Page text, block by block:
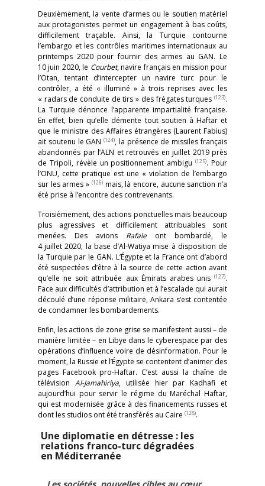
Deuxièmement, la vente d’armes ou le soutien matériel
aux protagonistes permet un engagement à bas coûts,
difficilement traçable. Ainsi, la Turquie contourne
l’embargo et les contrôles maritimes internationaux au
printemps 2020 pour fournir des armes au GAN. Le
10 juin 2020, le Courbet, navire français en mission pour
l’Otan, tentant d’intercepter un navire turc pour le
contrôler, a été « illuminé » à trois reprises avec les
« radars de conduite de tirs » des frégates turques (123).
La Turquie dénonce l’apparente impartialité française.
En effet, bien qu’elle démente tout soutien à Haftar et
que le ministre des Affaires étrangères (Laurent Fabius)
ait soutenu le GAN(124), la présence de missiles français
abandonnés par l’ALN et retrouvés en juillet 2019 près
de Tripoli, révèle un positionnement ambigu(125). Pour
l’ONU, cette pratique est une « violation de l’embargo
sur les armes » (126)mais, là encore, aucune sanction n’a
été prise à l’encontre des contrevenants.
Troisièmement, des actions ponctuelles mais beaucoup
plus agressives et difficilement attribuables sont
menées. Des avions Rafaleont bombardé, le
4 juillet 2020, la base d’Al-Watiya mise à disposition de
la Turquie par le GAN. L’Égypte et la France ont d’abord
été suspectées d’être à la source de cette action avant
qu’elle ne soit attribuée aux Émirats arabes unis (127).
Face aux difficultés d’attribution et à l’escalade qui aurait
découlé d’une réponse militaire, Ankara s’est contentée
de condamner les bombardements.
Enfin, les actions de zone grise se manifestent aussi – de
manière limitée – en Libye dans le cyberespace par des
opérations d’influence voire de désinformation. Pour le
moment, la Russie et l’Égypte se contentent d’animer des
pages Facebook pro-Haftar. C’est aussi la chaîne de
télévision Al-Jamahiriya, utilisée hier par Kadhafi et
aujourd’hui pour servir le régime du Maréchal Haftar,
qui est modernisée grâce à des financements russes et
dont les studios ont été transférés au Caire (128).
Une diplomatie en détresse : les
relations franco-turc dégradées
en Méditerranée